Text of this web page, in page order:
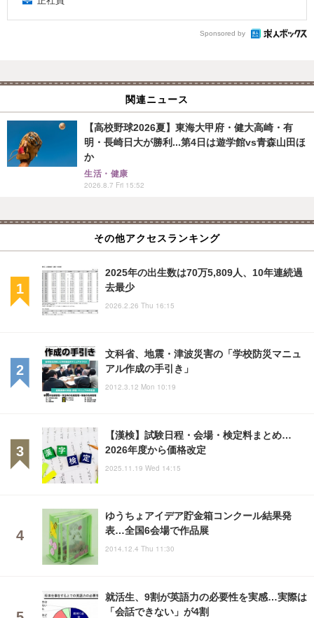
Sponsored by
関連ニュース
【高校野球2026夏】東海大甲府・健大高崎・有
明・長崎日大が勝利...第4日は遊学館vs青森山田ほ
か
生活・健康
2026.8.7 Fri 15:52
その他アクセスランキング
2025年の出生数は70万5,809人、10年連続過
去最少
2026.2.26 Thu 16:15
文科省、地震・津波災害の「学校防災マニュ
アル作成の手引き」
2012.3.12 Mon 10:19
【漢検】試験日程・会場・検定料まとめ…
2026年度から価格改定
2025.11.19 Wed 14:15
ゆうちょアイデア貯金箱コンクール結果発
表…全国6会場で作品展
2014.12.4 Thu 11:30
就活生、9割が英語力の必要性を実感…実際は
「会話できない」が4割